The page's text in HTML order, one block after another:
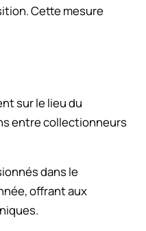
Cette mesure
sur le lieu du
entre collectionneurs
dans le
offrant aux